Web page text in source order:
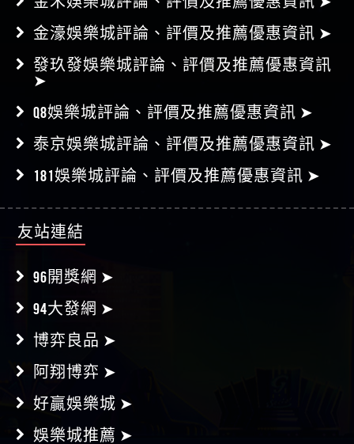
金濠娛樂城評論、評價及推薦優惠資訊 ➤
發玖發娛樂城評論、評價及推薦優惠資訊
➤
Q8娛樂城評論、評價及推薦優惠資訊 ➤
泰京娛樂城評論、評價及推薦優惠資訊 ➤
181娛樂城評論、評價及推薦優惠資訊 ➤
友站連結
96開獎網 ➤
94大發網 ➤
博弈良品 ➤
阿翔博弈 ➤
好贏娛樂城 ➤
娛樂城推薦 ➤